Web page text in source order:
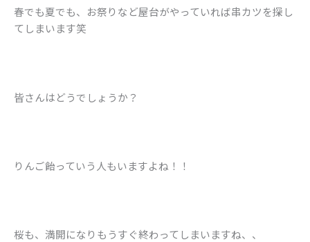
春でも夏でも、お祭りなど屋台がやっていれば串カツを探し
てしまいます笑
皆さんはどうでしょうか？
りんご飴っていう人もいますよね！！
桜も、満開になりもうすぐ終わってしまいますね、、